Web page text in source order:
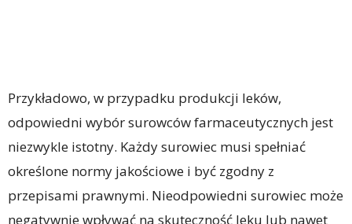
Przykładowo, w przypadku produkcji leków,
odpowiedni wybór surowców farmaceutycznych jest
niezwykle istotny. Każdy surowiec musi spełniać
określone normy jakościowe i być zgodny z
przepisami prawnymi. Nieodpowiedni surowiec może
negatywnie wpływać na skuteczność leku lub nawet